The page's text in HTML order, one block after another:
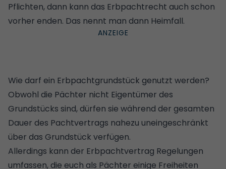
Pflichten, dann kann das Erbpachtrecht auch schon
vorher enden. Das nennt man dann Heimfall.
Wie darf ein Erbpachtgrundstück genutzt werden?
Obwohl die Pächter nicht Eigentümer des
Grundstücks sind, dürfen sie während der gesamten
Dauer des Pachtvertrags nahezu uneingeschränkt
über das Grundstück verfügen.
Allerdings kann der Erbpachtvertrag Regelungen
umfassen, die euch als Pächter einige Freiheiten